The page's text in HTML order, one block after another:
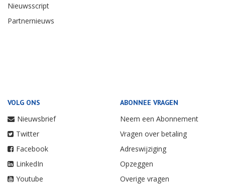
Nieuwsscript
Partnernieuws
VOLG ONS
Nieuwsbrief
Twitter
Facebook
LinkedIn
Youtube
ABONNEE VRAGEN
Neem een Abonnement
Vragen over betaling
Adreswijziging
Opzeggen
Overige vragen